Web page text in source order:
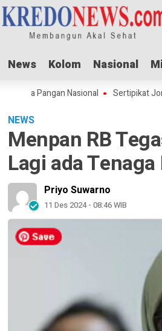
News Kolom Nasional
News Kolom Nasional
Nasional Sertipikat Jombang
NEWS
Menpan RB
Lagi ada
Priyo Suwarno
11 Des 2024 - 08:46 WIB